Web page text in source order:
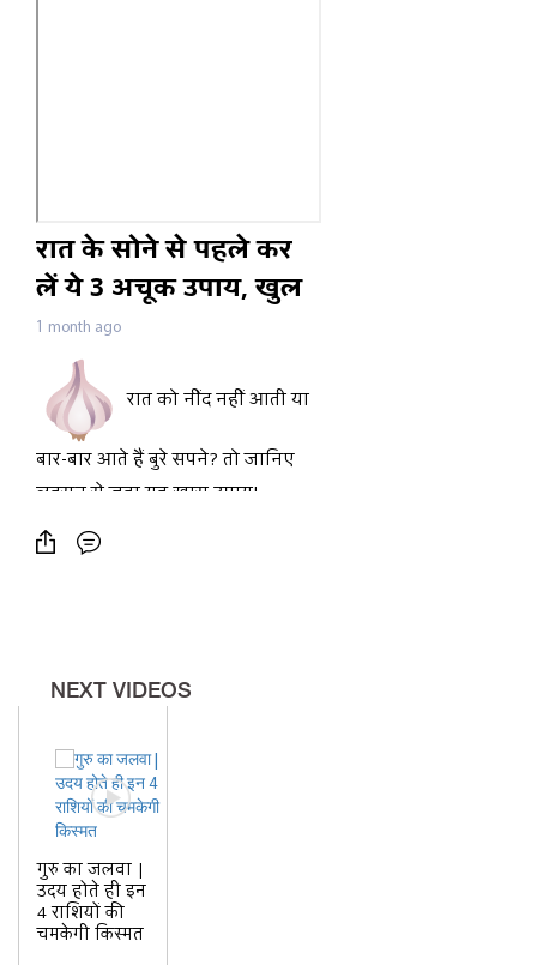
रात के सोने से पहले कर
लें ये 3 अचूक उपाय, खुल
जाएगा किस्मत का ताला!
1 month ago
रात को नींद नहीं आती या
बार-बार आते हैं बुरे सपने? तो जानिए
लहसुन से जुड़ा यह खास उपाय!
कहा जाता है कि सोने से पहले लहसुन
बढ़ने की मान्यता है।
पूरी जानकारी के लिए वीडियो जरूर
देखें।
कमेंट में बताएं — क्या
आपने कभी ऐसा उपाय सुना था?
NEXT VIDEOS
गुरु का जलवा |
उदय होते ही इन
4 राशियों की
चमकेगी किस्मत